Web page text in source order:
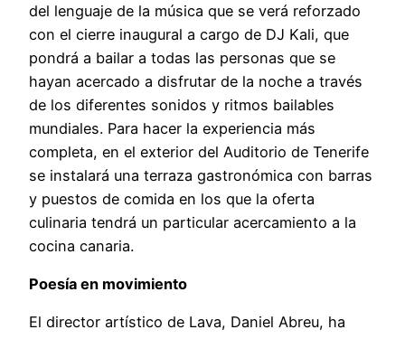
del lenguaje de la música que se verá reforzado
con el cierre inaugural a cargo de DJ Kali, que
pondrá a bailar a todas las personas que se
hayan acercado a disfrutar de la noche a través
de los diferentes sonidos y ritmos bailables
mundiales. Para hacer la experiencia más
completa, en el exterior del Auditorio de Tenerife
se instalará una terraza gastronómica con barras
y puestos de comida en los que la oferta
culinaria tendrá un particular acercamiento a la
cocina canaria.
Poesía en movimiento
El director artístico de Lava, Daniel Abreu, ha